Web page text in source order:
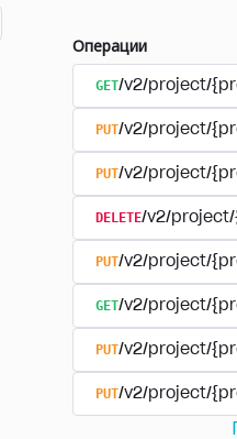
Операции
GET/v2/project/
PUT/v2/project/
PUT/v2/project/
DELETE/v2/
PUT/v2/project/
GET/v2/project/
PUT/v2/project/
PUT/v2/project/